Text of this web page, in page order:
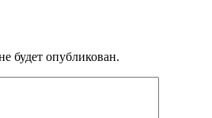
будет опубликован.